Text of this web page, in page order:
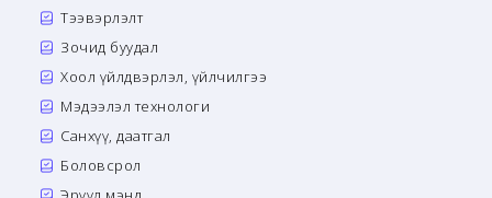
Тээвэрлэлт
Зочид буудал
Хоол үйлдвэрлэл, үйлчилгээ
Мэдээлэл технологи
Санхүү, даатгал
Боловсрол